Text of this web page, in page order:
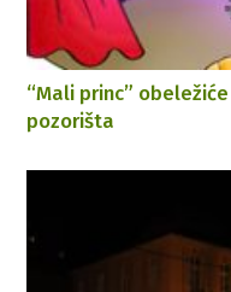
“Mali princ”
pozorišta